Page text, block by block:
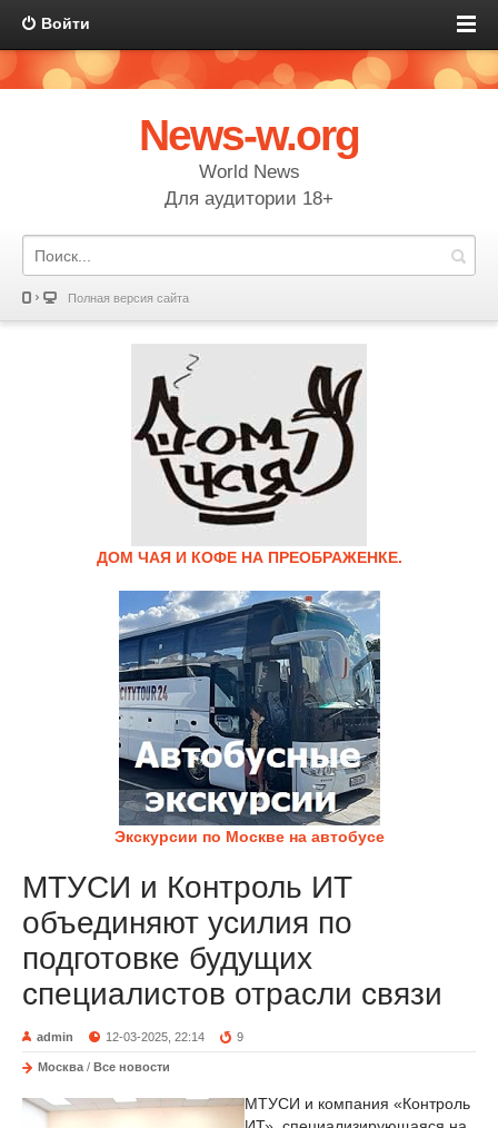
Войти
News-w.org
World News
Для аудитории 18+
Полная версия сайта
ДОМ ЧАЯ И КОФЕ НА ПРЕОБРАЖЕНКЕ.
Экскурсии по Москве на автобусе
МТУСИ и Контроль ИТ
объединяют усилия по
подготовке будущих
специалистов отрасли связи
admin 12-03-2025, 22:14 9
Москва / Все новости
МТУСИ и компания «Контроль